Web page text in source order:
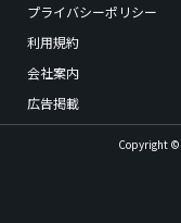
プライバシーポリシー
利用規約
会社案内
広告掲載
Copyright